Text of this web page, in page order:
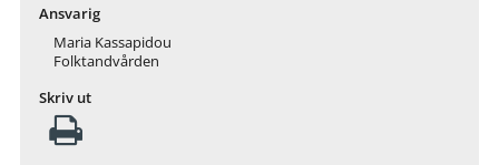
Ansvarig
Maria Kassapidou
Folktandvården
Skriv ut